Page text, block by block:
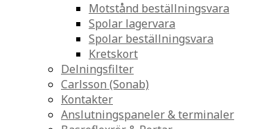
Motstånd beställningsvara
Spolar lagervara
Spolar beställningsvara
Kretskort
Delningsfilter
Carlsson (Sonab)
Kontakter
Anslutningspaneler & terminaler